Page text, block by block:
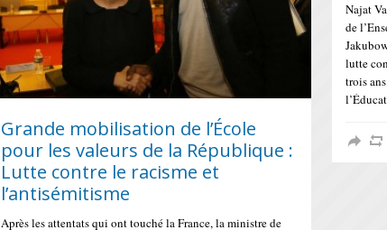
Najat
de
lutte
trois
Grande mobilisation de l’École
pour les valeurs de la République :
Lutte contre le racisme et
l’antisémitisme
Après les attentats qui ont touché la France, la ministre de